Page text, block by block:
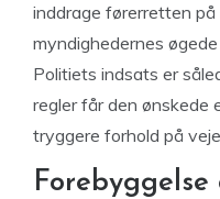
inddrage førerretten
myndighedernes
Politiets indsats er
regler får den ønskede
tryggere forhold på